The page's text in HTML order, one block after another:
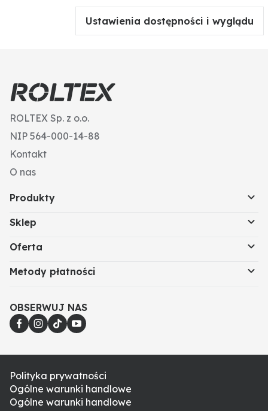
Ustawienia dostępności i wyglądu
ROLTEX Sp. z o.o.
NIP 564-000-14-88
Kontakt
O nas
Produkty
Sklep
Oferta
Metody płatności
OBSERWUJ NAS
Polityka prywatności
Ogólne warunki handlowe
Ogólne warunki handlowe